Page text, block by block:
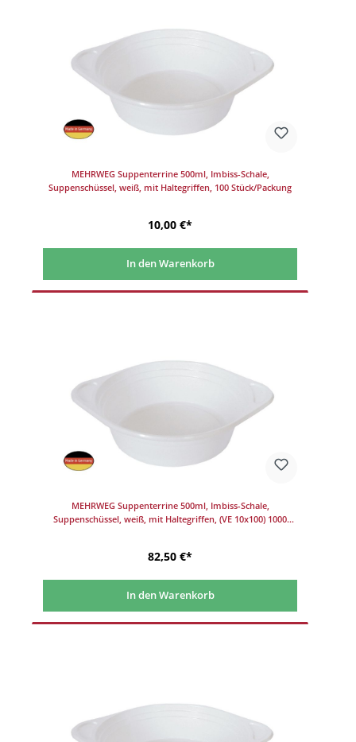
MEHRWEG Suppenterrine 500ml, Imbiss-Schale,
Suppenschüssel, weiß, mit Haltegriffen, 100 Stück/Packung
10,00 €*
In den Warenkorb
MEHRWEG Suppenterrine 500ml, Imbiss-Schale,
Suppenschüssel, weiß, mit Haltegriffen, (VE 10x100) 1000
82,50 €*
In den Warenkorb